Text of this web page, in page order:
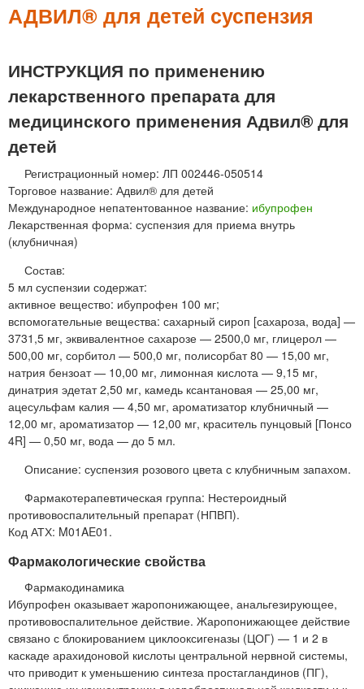
АДВИЛ® для детей суспензия
ИНСТРУКЦИЯ по применению
лекарственного препарата для
медицинского применения Адвил® для
детей
Регистрационный номер: ЛП 002446-050514
Торговое название: Адвил® для детей
Международное непатентованное название: ибупрофен
Лекарственная форма: суспензия для приема внутрь
(клубничная)
Состав:
5 мл суспензии содержат:
активное вещество: ибупрофен 100 мг;
вспомогательные вещества: сахарный сироп [сахароза, вода] —
3731,5 мг, эквивалентное сахарозе — 2500,0 мг, глицерол —
500,00 мг, сорбитол — 500,0 мг, полисорбат 80 — 15,00 мг,
натрия бензоат — 10,00 мг, лимонная кислота — 9,15 мг,
динатрия эдетат 2,50 мг, камедь ксантановая — 25,00 мг,
ацесульфам калия — 4,50 мг, ароматизатор клубничный —
12,00 мг, ароматизатор — 12,00 мг, краситель пунцовый [Понсо
4R] — 0,50 мг, вода — до 5 мл.
Описание: суспензия розового цвета с клубничным запахом.
Фармакотерапевтическая группа: Нестероидный
противовоспалительный препарат (НПВП).
Код АТХ: M01AE01.
Фармакологические свойства
Фармакодинамика
Ибупрофен оказывает жаропонижающее, анальгезирующее,
противовоспалительное действие. Жаропонижающее действие
связано с блокированием циклооксигеназы (ЦОГ) — 1 и 2 в
каскаде арахидоновой кислоты центральной нервной системы,
что приводит к уменьшению синтеза простагландинов (ПГ),